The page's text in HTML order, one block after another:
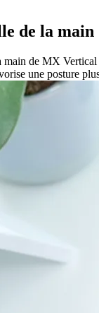
de la main
main de MX Vertical
une posture